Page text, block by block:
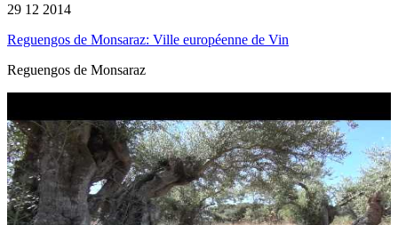
29 12 2014
Reguengos de Monsaraz: Ville européenne de Vin
Reguengos de Monsaraz